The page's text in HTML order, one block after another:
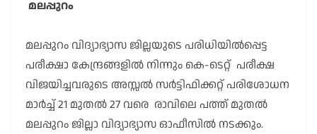
മലപ്പുറം
മലപ്പുറം വിദ്യാഭ്യാസ ജില്ലയുടെ പരിധിയിൽപ്പെട്ട
പരീക്ഷാ കേന്ദ്രങ്ങളിൽ നിന്നും കെ-ടെറ്റ് പരീക്ഷ
വിജയിച്ചവരുടെ അസ്സൽ സർട്ടിഫിക്കറ്റ് പരിശോധന
മാർച്ച് 21 മുതൽ 27 വരെ രാവിലെ പത്ത് മുതൽ
മലപ്പുറം ജില്ലാ വിദ്യാഭ്യാസ ഓഫീസിൽ നടക്കും.